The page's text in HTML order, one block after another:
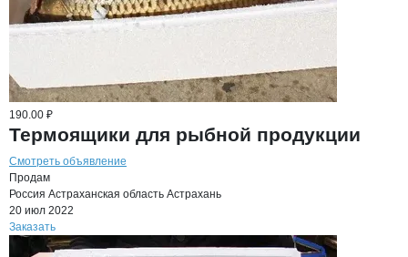
190.00 ₽
Термоящики для рыбной продукции
Смотреть объявление
Продам
Россия Астраханская область Астрахань
20 июл 2022
Заказать